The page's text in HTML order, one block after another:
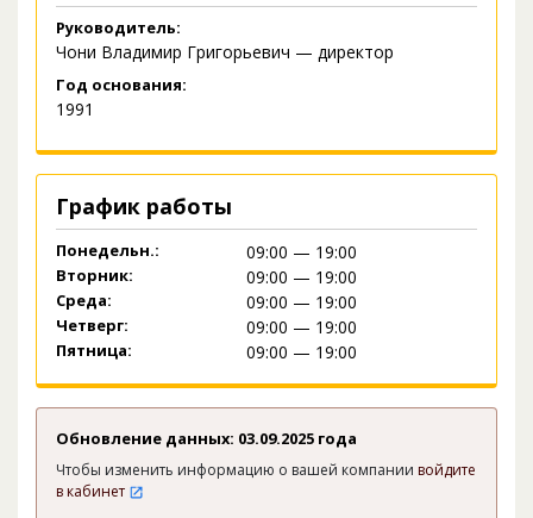
Руководитель:
Чони Владимир Григорьевич — директор
Год основания:
1991
График работы
Понедельн.: 09:00 — 19:00
Вторник: 09:00 — 19:00
Среда: 09:00 — 19:00
Четверг: 09:00 — 19:00
Пятница: 09:00 — 19:00
Обновление данных: 03.09.2025 года
Чтобы изменить информацию о вашей компании войдите
в кабинет